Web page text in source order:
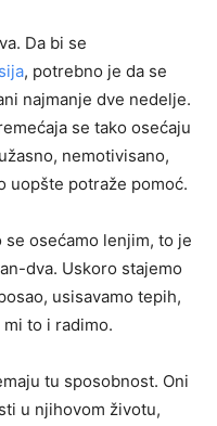
Da bi se
, potrebno je da se
najmanje dve nedelje.
se tako osećaju
nemotivisano,
uopšte potraže pomoć.
se osećamo lenjim, to je
dva. Uskoro stajemo
usisavamo tepih,
to i radimo.
tu sposobnost. Oni
u njihovom životu,